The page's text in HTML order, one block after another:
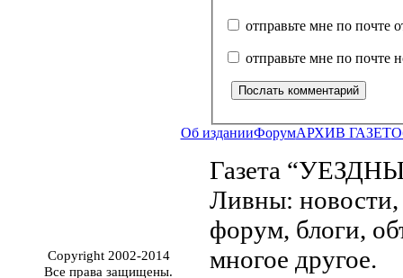
отправьте мне по почте
отправьте мне по почте
Об изданииФорумАРХИВ ГАЗЕТ
Copyright 2002-2014
Все права защищены.
Газета
Ливны: новости,
форум, блоги,
многое другое.